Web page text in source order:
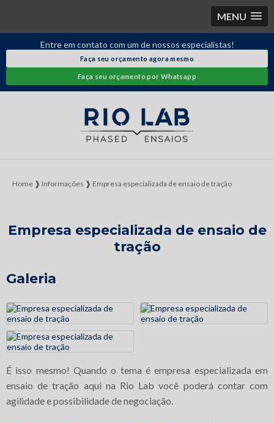
MENU
Entre em contato com um de nossos especialistas!
Faça seu orçamento agora mesmo
Faça seu orçamento por Whatsapp
Home ❱ Informações ❱ Empresa especializada de ensaio de tração
Empresa especializada de ensaio de
tração
Galeria
É isso mesmo! Quando o tema é empresa especializada em
ensaio de tração aqui na Rio Lab você poderá contar com
agilidade e possibilidade de negociação.